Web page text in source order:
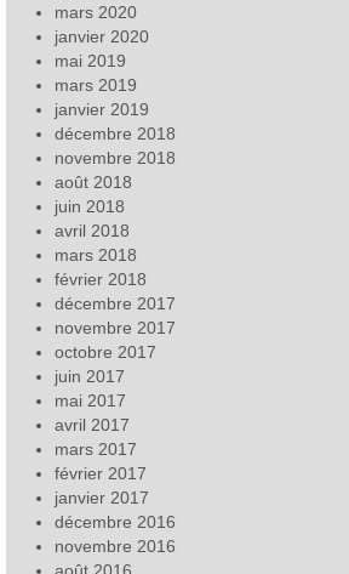
mars 2020
janvier 2020
mai 2019
mars 2019
janvier 2019
décembre 2018
novembre 2018
août 2018
juin 2018
avril 2018
mars 2018
février 2018
décembre 2017
novembre 2017
octobre 2017
juin 2017
mai 2017
avril 2017
mars 2017
février 2017
janvier 2017
décembre 2016
novembre 2016